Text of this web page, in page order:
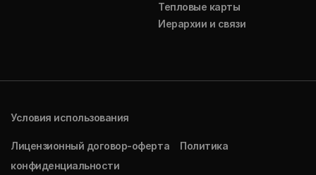
Тепловые карты
Иерархии и связи
Условия использования
Лицензионный договор-оферта
Политика
конфиденциальности